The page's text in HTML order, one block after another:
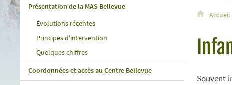
Présentation de la MAS Bellevue
Évolutions récentes
Principes d'intervention
Quelques chiffres
Coordonnées et accès au Centre Bellevue
Accueil
Souvent